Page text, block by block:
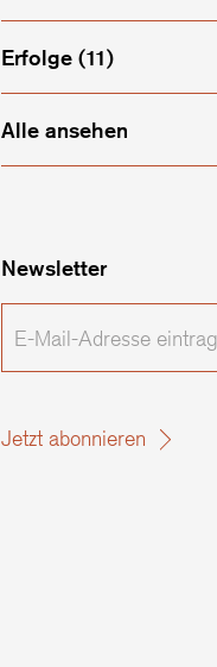
Erfolge (11)
Alle ansehen
Newsletter
Mail-
Adresse
Jetzt abonnieren